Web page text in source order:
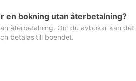
en bokning utan återbetalning?
återbetalning. Om du avbokar kan
betalas till boendet.